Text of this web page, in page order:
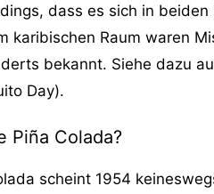
dass es sich in
karibischen Raum waren
bekannt. Siehe dazu
Day).
Piña Colada?
scheint 1954